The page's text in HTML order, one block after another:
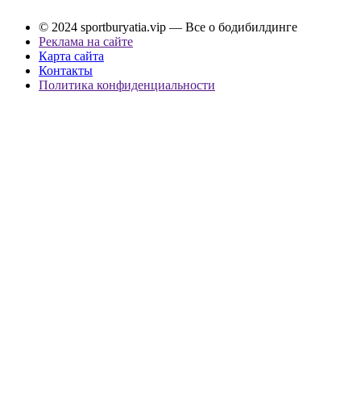
© 2024 sportburyatia.vip — Все о бодибилдинге
Реклама на сайте
Карта сайта
Контакты
Политика конфиденциальности